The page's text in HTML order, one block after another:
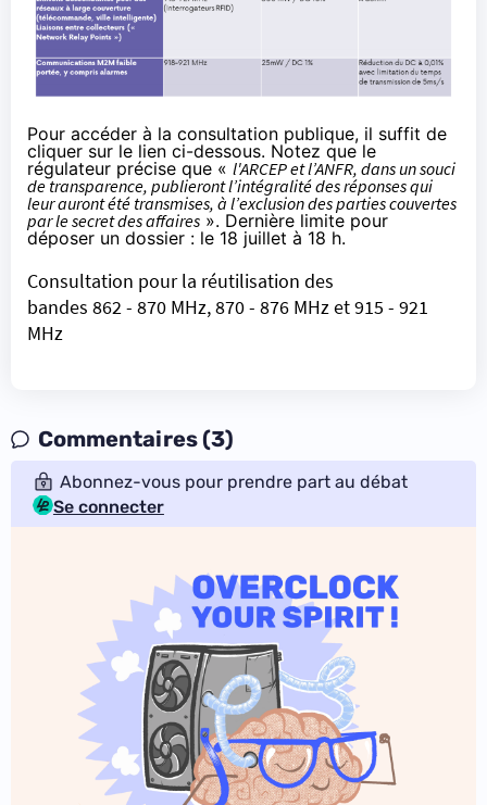
Pour accéder à la consultation publique, il suffit de
cliquer sur le lien ci-dessous. Notez que le
régulateur précise que « l'ARCEP et l’ANFR, dans un souci
de transparence, publieront l’intégralité des réponses qui
leur auront été transmises, à l’exclusion des parties couvertes
par le secret des affaires ». Dernière limite pour
déposer un dossier : le 18 juillet à 18 h.
Consultation pour la réutilisation des
bandes 862 - 870 MHz, 870 - 876 MHz et 915 - 921
MHz
Commentaires (3)
Abonnez-vous pour prendre part au débat
Se connecter